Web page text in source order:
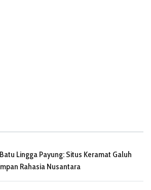
Lingga Payung: Situs Keramat Galuh
Rahasia Nusantara